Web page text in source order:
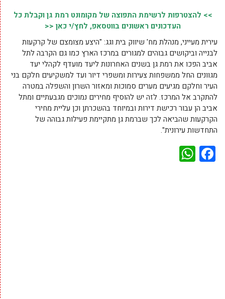
>> להצטרפות לרשימת התפוצה של מקומונט רמת גן וקבלת כל
העדכונים ראשונים בווטסאפ, לחץ/י כאן <<
עירית מעייני, מנהלת מח' שיווק בית וגג: "היצע מצומצם של קרקעות
לבנייה וביקושים גבוהים למגורים במרכז הארץ כמו גם הקרבה לתל
אביב הפכו את רמת גן בשנים האחרונות ליעד מועדף לקהלי יעד
מגוונים החל ממשפחות צעירות ומשפרי דיור ועד למשקיעים חלקם בני
העיר וחלקם מגיעים מערים סמוכות ומאזור השרון והשפלה במטרה
להתקרב אל המרכז. לזה יש להוסיף מחירים נמוכים מגבעתיים ומתל
אביב הן עבור רכישת דירות ובמיוחד בהשכרתן וכן עליית מחירי
הקרקעות שהביאה לכך שברמת גן מתקיימת פעילות גבוהה של
התחדשות עירונית".
Facebook